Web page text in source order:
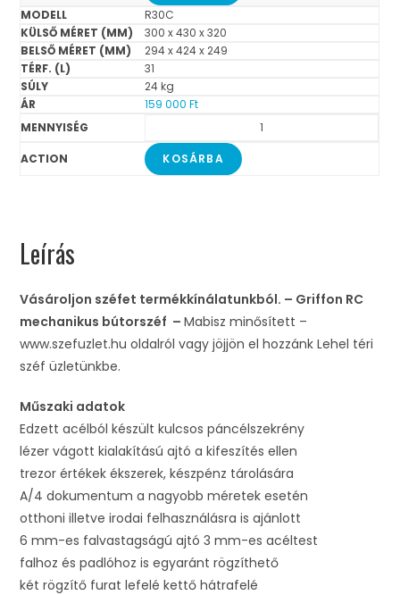
R30C
300 x 430 x 320
294 x 424 x 249
31
24 kg
159 000Ft
KOSÁRBA
Leírás
Vásároljon széfet termékkínálatunkból. – Griffon RC
mechanikus bútorszéf –Mabisz minősített –
www.szefuzlet.hu oldalról vagy jöjjön el hozzánk Lehel téri
széf üzletünkbe.
Műszaki adatok
Edzett acélból készült kulcsos páncélszekrény
lézer vágott kialakítású ajtó a kifeszítés ellen
trezor értékek ékszerek, készpénz tárolására
A/4 dokumentum a nagyobb méretek esetén
otthoni illetve irodai felhasználásra is ajánlott
6 mm-es falvastagságú ajtó 3 mm-es acéltest
falhoz és padlóhoz is egyaránt rögzíthető
két rögzítő furat lefelé kettő hátrafelé